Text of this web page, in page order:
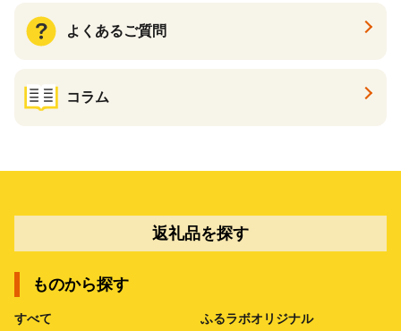
よくあるご質問
コラム
返礼品を探す
ものから探す
すべて ふるラボオリジナル